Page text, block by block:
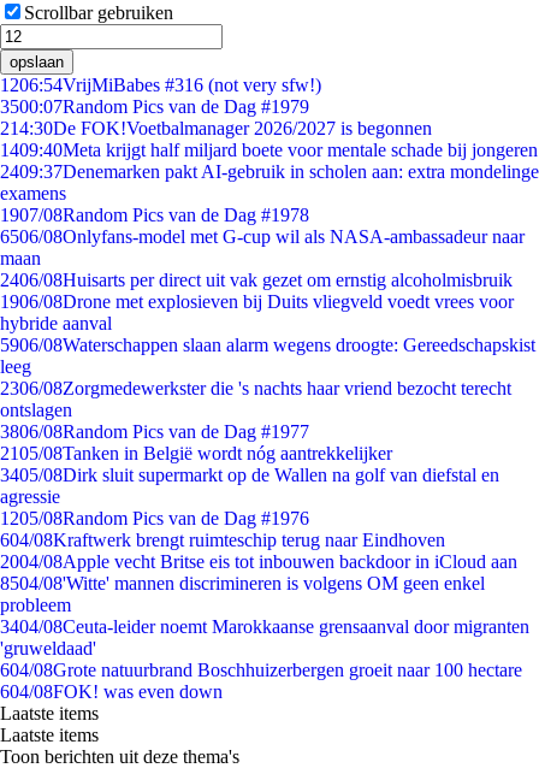
Scrollbar gebruiken
opslaan
1206:54VrijMiBabes #316 (not very sfw!)
3500:07Random Pics van de Dag #1979
214:30De FOK!Voetbalmanager 2026/2027 is begonnen
1409:40Meta krijgt half miljard boete voor mentale schade bij jongeren
2409:37Denemarken pakt AI-gebruik in scholen aan: extra mondelinge
examens
1907/08Random Pics van de Dag #1978
6506/08Onlyfans-model met G-cup wil als NASA-ambassadeur naar
maan
2406/08Huisarts per direct uit vak gezet om ernstig alcoholmisbruik
1906/08Drone met explosieven bij Duits vliegveld voedt vrees voor
hybride aanval
5906/08Waterschappen slaan alarm wegens droogte: Gereedschapskist
leeg
2306/08Zorgmedewerkster die 's nachts haar vriend bezocht terecht
ontslagen
3806/08Random Pics van de Dag #1977
2105/08Tanken in België wordt nóg aantrekkelijker
3405/08Dirk sluit supermarkt op de Wallen na golf van diefstal en
agressie
1205/08Random Pics van de Dag #1976
604/08Kraftwerk brengt ruimteschip terug naar Eindhoven
2004/08Apple vecht Britse eis tot inbouwen backdoor in iCloud aan
8504/08'Witte' mannen discrimineren is volgens OM geen enkel
probleem
3404/08Ceuta-leider noemt Marokkaanse grensaanval door migranten
'gruweldaad'
604/08Grote natuurbrand Boschhuizerbergen groeit naar 100 hectare
604/08FOK! was even down
Laatste items
Laatste items
Toon berichten uit deze thema's